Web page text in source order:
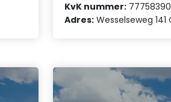
KvK nummer: 77758390
Adres: Wesselseweg 141